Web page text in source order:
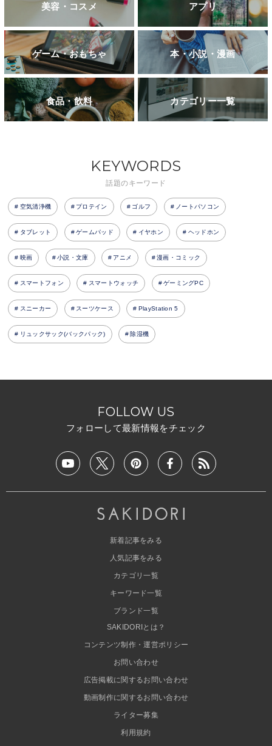
美容・コスメ アプリ
ゲーム・おもちゃ 本・小説・漫画
食品・飲料 カテゴリー一覧
KEYWORDS
話題のキーワード
空気清浄機 プロテイン ゴルフ ノートパソコン
タブレット ゲームパッド イヤホン ヘッドホン
映画 小説・文庫 アニメ 漫画・コミック
スマートフォン スマートウォッチ ゲーミングPC
スニーカー スーツケース PlayStation 5
リュックサック(バックパック) 除湿機
FOLLOW US
フォローして最新情報をチェック
新着記事をみる
人気記事をみる
カテゴリ一覧
キーワード一覧
ブランド一覧
SAKIDORIとは？
コンテンツ制作・運営ポリシー
お問い合わせ
広告掲載に関するお問い合わせ
動画制作に関するお問い合わせ
ライター募集
利用規約